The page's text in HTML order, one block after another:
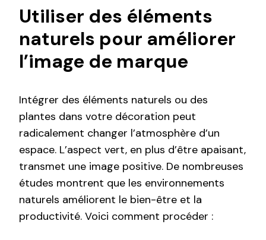
Utiliser des éléments
naturels pour améliorer
l’image de marque
Intégrer des éléments naturels ou des
plantes dans votre décoration peut
radicalement changer l’atmosphère d’un
espace. L’aspect vert, en plus d’être apaisant,
transmet une image positive. De nombreuses
études montrent que les environnements
naturels améliorent le bien-être et la
productivité. Voici comment procéder :